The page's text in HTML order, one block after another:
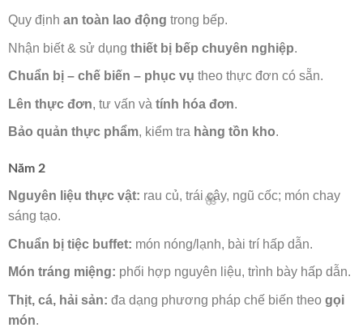
Quy định an toàn lao động trong bếp.
Nhận biết & sử dụng thiết bị bếp chuyên nghiệp.
Chuẩn bị – chế biến – phục vụ theo thực đơn có sẵn.
Lên thực đơn, tư vấn và tính hóa đơn.
Bảo quản thực phẩm, kiểm tra hàng tồn kho.
Năm 2
Nguyên liệu thực vật: rau củ, trái cây, ngũ cốc; món chay
sáng tạo.
Chuẩn bị tiệc buffet: món nóng/lạnh, bài trí hấp dẫn.
Món tráng miệng: phối hợp nguyên liệu, trình bày hấp dẫn.
Thịt, cá, hải sản: đa dạng phương pháp chế biến theo gọi
món.